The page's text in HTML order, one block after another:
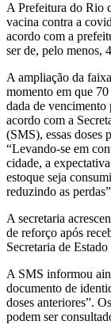
A Prefeitura do Rio
vacina contra a
acordo com a
ser de, pelo menos,
A ampliação da
momento em que
dada de
acordo com a
(SMS), essas doses
“Levando-se em
cidade, a
estoque seja
reduzindo as
A secretaria
de reforço após
Secretaria de
A SMS informou
documento de
doses anteriores”.
podem ser